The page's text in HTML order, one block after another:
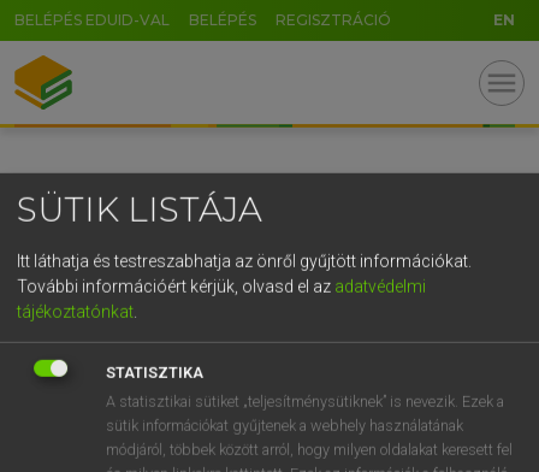
BELÉPÉS EDUID-VAL BELÉPÉS REGISZTRÁCIÓ EN
menu
SÜTIK LISTÁJA
Itt láthatja és testreszabhatja az önről gyűjtött információkat.
További információért kérjük, olvasd el az adatvédelmi
tájékoztatónkat
STATISZTIKA
A statisztikai sütiket „teljesítménysütiknek” is nevezik. Ezek a
sütik információkat gyűjtenek a webhely használatának
módjáról, többek között arról, hogy milyen oldalakat keresett fel
GR
5
g h k l
v b n m , . - AltGr